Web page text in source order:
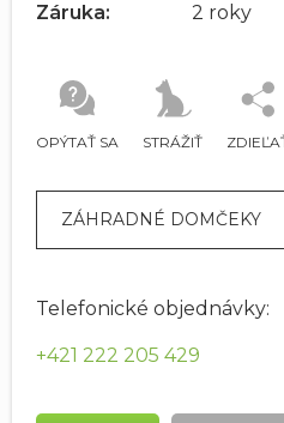
OPÝTAŤ SA STRÁŽIŤ
Záruka:
2 roky
ZÁHRADNÉ DOMČEKY
Telefonické objednávky:
+421 222 205 429